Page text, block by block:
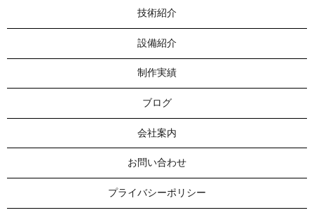
技術紹介
設備紹介
制作実績
ブログ
会社案内
お問い合わせ
プライバシーポリシー